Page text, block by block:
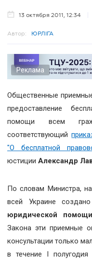
13 октября 2011, 12:34
Автор: ЮРЛІГА
Реклама
Общественные
предоставление
помощи всем
соответствующий
"О бесплатной
юстиции Александр
По словам Министра,
всей Украине создано
юридической
Закона эти приемные
консультации только
в течение I полугодия